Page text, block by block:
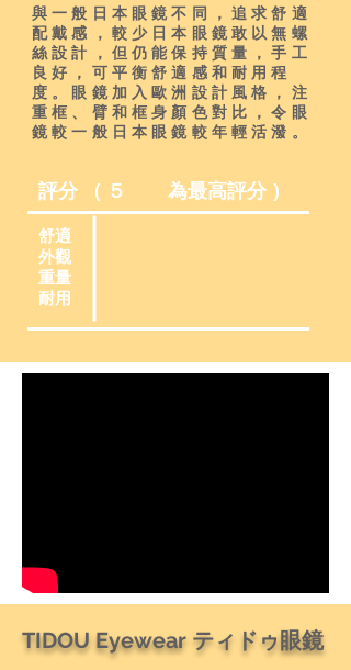
與一般日本眼鏡不同，追求舒適
配戴感，較少日本眼鏡敢以無螺
絲設計，但仍能保持質量，手工
良好，可平衡舒適感和耐用程
度。眼鏡加入歐洲設計風格，注
重框、臂和框身顏色對比，令眼
鏡較一般日本眼鏡較年輕活潑。
評分 （ ５ 為最高評分 ）
舒適
外觀
重量
耐用
TIDOU Eyewear ティドゥ眼鏡